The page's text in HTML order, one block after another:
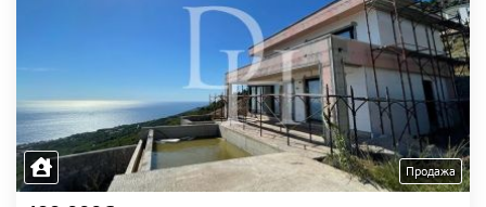
Продажа